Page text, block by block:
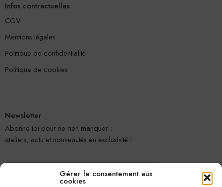
Gérer le consentement aux
cookies
Infos contractuelles
CGV
Mentions légales
Politique de confidentialité
Politique de cookies
Newsletter
Abonne-toi pour ne rien manquer :
ateliers, actu et nouveautés en exclusivité !